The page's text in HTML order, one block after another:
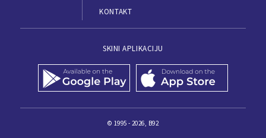
KONTAKT
SKINI APLIKACIJU
© 1995 - 2026, B92